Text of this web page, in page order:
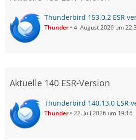
Thunderbird 153.0.2 ESR
Thunder 4. August 2026 um
Aktuelle 140 ESR-Version
Thunderbird 140.13.0 ESR
Thunder 22. Juli 2026 um 19:16